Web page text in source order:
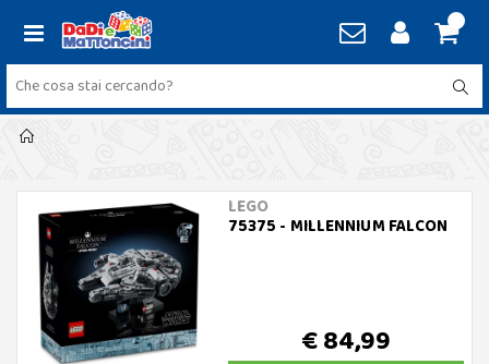
LEGO
75375 - MILLENNIUM FALCON
€ 84,99